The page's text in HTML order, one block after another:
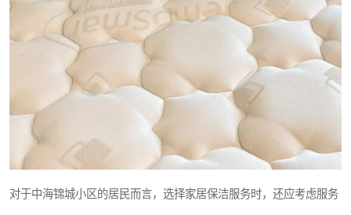
对于中海锦城小区的居民而言，选择家居保洁服务时，还应考虑服务